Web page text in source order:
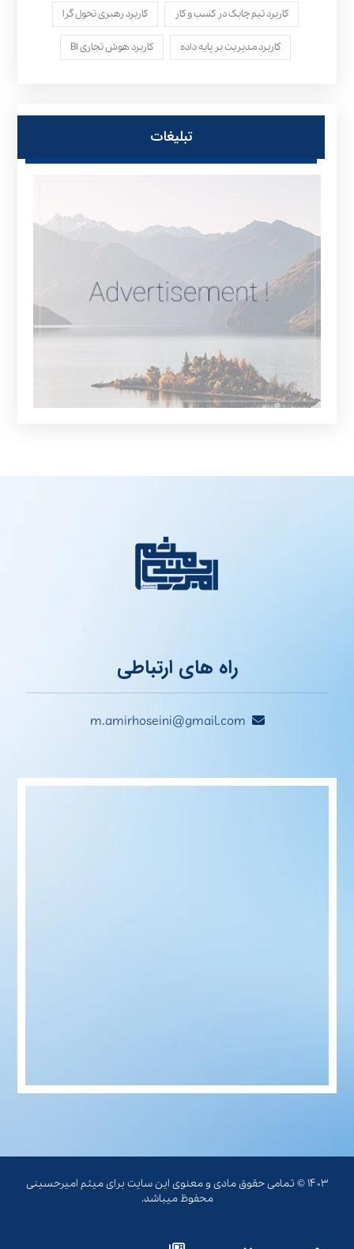
کاربرد تیم چابک در کسب و کار کاربرد رهبری تحول‌ گرا
کاربرد مدیریت بر پایه داده کاربرد هوش تجاری BI
تبلیغات
راه های ارتباطی
m.amirhoseini@gmail.com
۱۴۰۳ © تمامی حقوق مادی و معنوی این سایت برای میثم امیرحسینی
محفوظ میباشد.